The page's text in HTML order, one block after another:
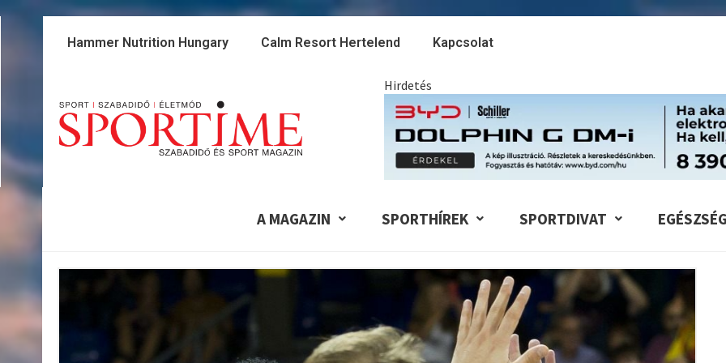
Hammer Nutrition Hungary Calm Resort Hertelend Kapcsolat
Hirdetés
A MAGAZIN SPORTHÍREK SPORTDIVAT EGÉSZSÉG